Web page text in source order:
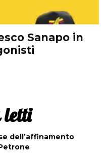
Sanapo in
dell’affinamento